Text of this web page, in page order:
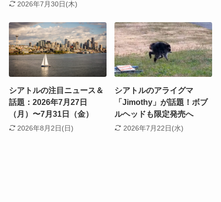
2026年7月30日(木)
シアトルの注目ニュース＆
話題：2026年7月27日
（月）〜7月31日（金）
2026年8月2日(日)
シアトルのアライグマ
「Jimothy」が話題！ボブ
ルヘッドも限定発売へ
2026年7月22日(水)